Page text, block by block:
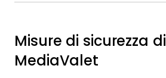
Misure di sicurezza di
MediaValet